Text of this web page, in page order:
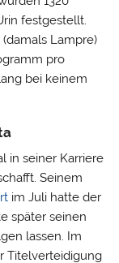
festgestellt.
Lampre)
pro
bei keinem
in seiner Karriere
Seinem
im Juli hatte der
später seinen
lassen. Im
Titelverteidigung